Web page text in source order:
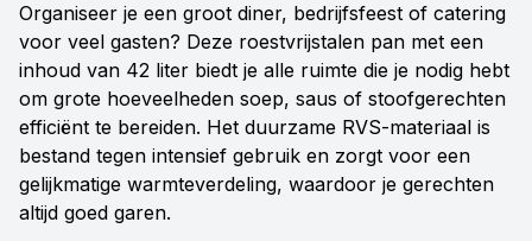
Organiseer je een groot diner, bedrijfsfeest of catering
voor veel gasten? Deze roestvrijstalen pan met een
inhoud van 42 liter biedt je alle ruimte die je nodig hebt
om grote hoeveelheden soep, saus of stoofgerechten
efficiënt te bereiden. Het duurzame RVS-materiaal is
bestand tegen intensief gebruik en zorgt voor een
gelijkmatige warmteverdeling, waardoor je gerechten
altijd goed garen.